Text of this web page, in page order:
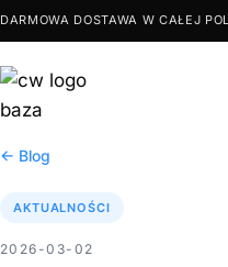
Przejdź
do
treści
DARMOWA DOSTAWA W CAŁEJ
← Blog
AKTUALNOŚCI
2026-03-02